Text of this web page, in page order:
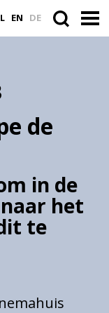
EN DE
de
in de
het
te